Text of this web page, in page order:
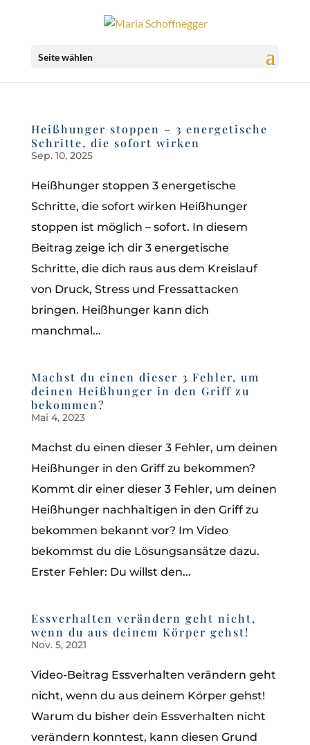
Seite wählen
Heißhunger stoppen – 3 energetische
Schritte, die sofort wirken
Sep. 10, 2025
Heißhunger stoppen 3 energetische
Schritte, die sofort wirken Heißhunger
stoppen ist möglich – sofort. In diesem
Beitrag zeige ich dir 3 energetische
Schritte, die dich raus aus dem Kreislauf
von Druck, Stress und Fressattacken
bringen. Heißhunger kann dich
manchmal...
Machst du einen dieser 3 Fehler, um
deinen Heißhunger in den Griff zu
bekommen?
Mai 4, 2023
Machst du einen dieser 3 Fehler, um deinen
Heißhunger in den Griff zu bekommen?
Kommt dir einer dieser 3 Fehler, um deinen
Heißhunger nachhaltigen in den Griff zu
bekommen bekannt vor? Im Video
bekommst du die Lösungsansätze dazu.
Erster Fehler: Du willst den...
Essverhalten verändern geht nicht,
wenn du aus deinem Körper gehst!
Nov. 5, 2021
Video-Beitrag Essverhalten verändern geht
nicht, wenn du aus deinem Körper gehst!
Warum du bisher dein Essverhalten nicht
verändern konntest, kann diesen Grund